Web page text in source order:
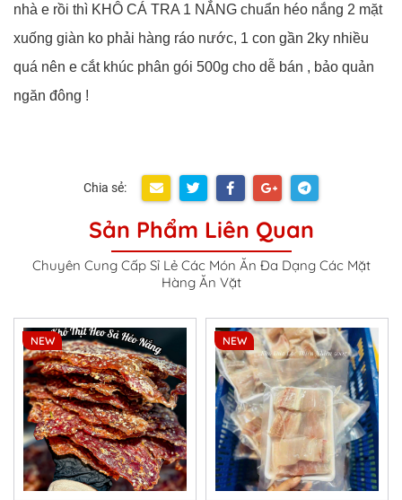
nhà e rồi thì KHÔ CÁ TRA 1 NẮNG chuẩn héo nắng 2 mặt
xuống giàn ko phải hàng ráo nước, 1 con gần 2ky nhiều
quá nên e cắt khúc phân gói 500g cho dễ bán , bảo quản
ngăn đông !
Chia sẻ:
Sản Phẩm Liên Quan
Chuyên Cung Cấp Sỉ Lẻ Các Món Ăn Đa Dạng Các Mặt
Hàng Ăn Vặt
NEW NEW